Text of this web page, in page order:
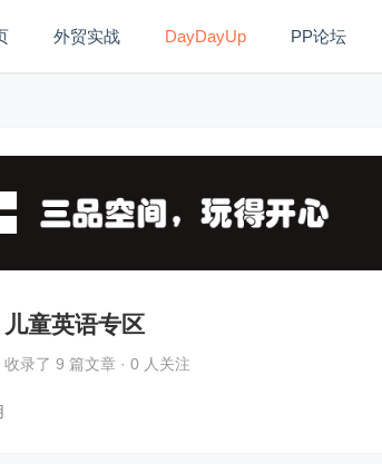
外贸实战 DayDayUp PP论坛
儿童英语专区
收录了 9 篇文章 · 0 人关注